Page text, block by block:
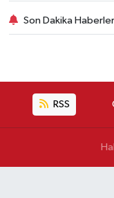
Son Dakika
RSS